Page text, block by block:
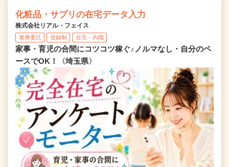
化粧品・サプリの在宅データ入力
株式会社リアル・フェイス
業務委託 登録制 在宅・内職
家事・育児の合間にコツコツ稼ぐ♪ノルマなし・自分のペ
ースでOK！〈埼玉県〉